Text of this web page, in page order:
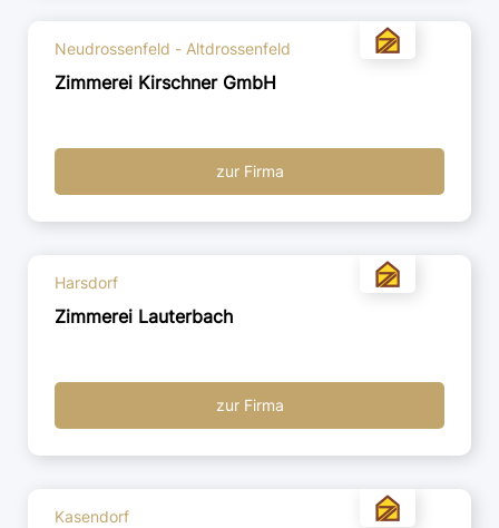
Neudrossenfeld - Altdrossenfeld
Zimmerei Kirschner GmbH
zur Firma
Harsdorf
Zimmerei Lauterbach
zur Firma
Kasendorf